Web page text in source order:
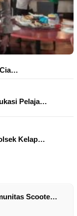
Cia…
Pelaja…
Kelap…
Scoote…